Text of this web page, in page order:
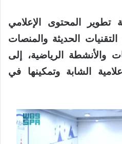
تطوير المحتوى الإعلامي
الحديثة والمنصات
والأنشطة الرياضية، إلى
الشابة وتمكينها في